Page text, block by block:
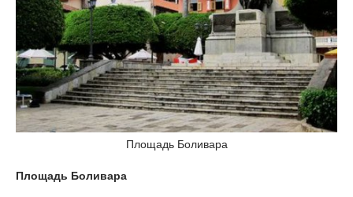
Площадь Боливара
Площадь Боливара